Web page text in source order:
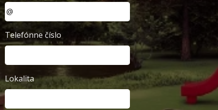
Telefónne číslo
Lokalita